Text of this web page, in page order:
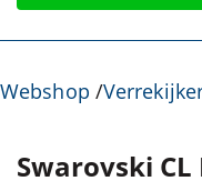
Webshop /
Swarovski